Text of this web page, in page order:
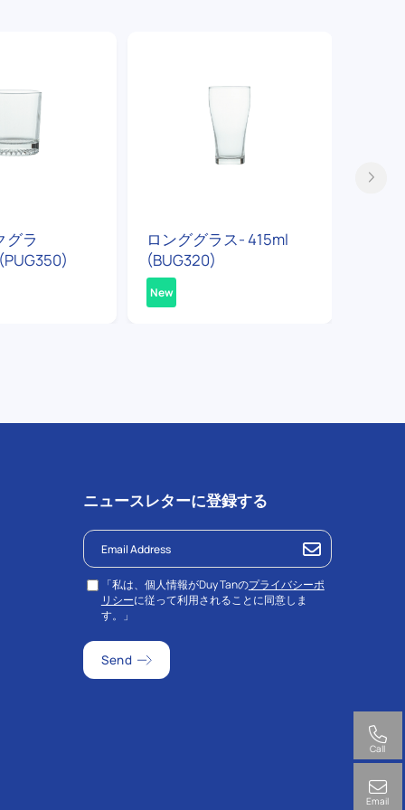
グラ
ロンググラス- 415ml
(BUG320)
New
ニュースレターに登録する
「私は、個人情報がDuy Tanのプライバシーポ
リシーに従って利用されることに同意しま
す。」
Call
Email